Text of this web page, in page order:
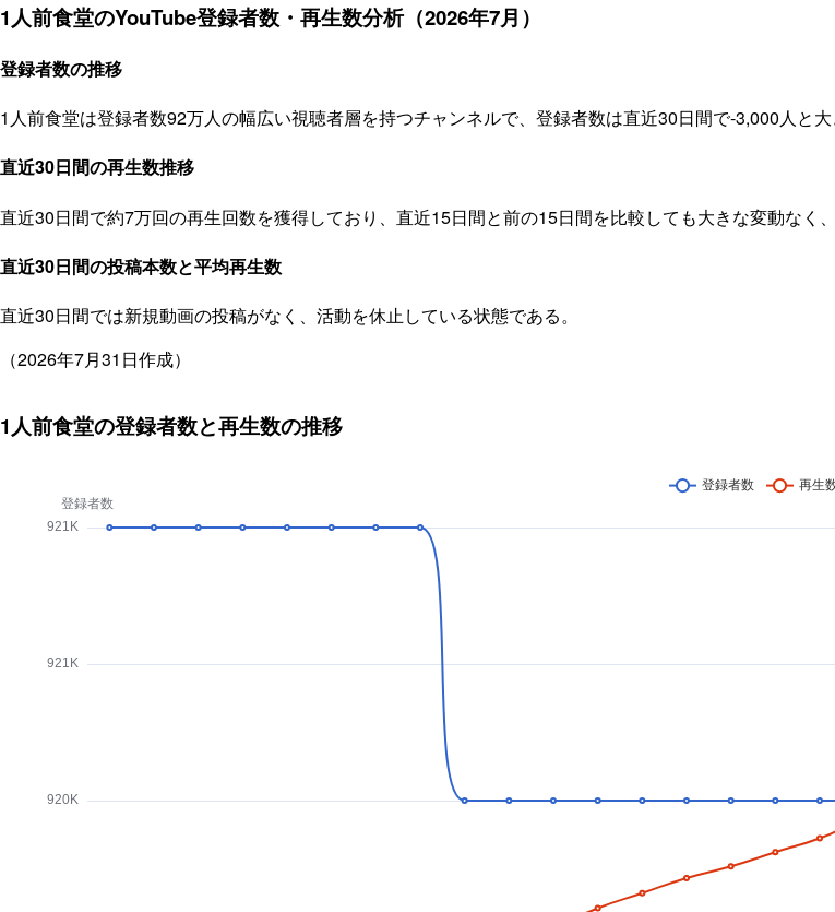
1人前食堂のYouTube登録者数・再生数分析（2026年7月）
登録者数の推移
1人前食堂は登録者数92万人の幅広い視聴者層を持つチャンネルで、登録者数は直近30日間で-3,000人と大
直近30日間の再生数推移
直近30日間で約7万回の再生回数を獲得しており、直近15日間と前の15日間を比較しても大きな変動なく
直近30日間の投稿本数と平均再生数
直近30日間では新規動画の投稿がなく、活動を休止している状態である。
（2026年7月31日作成）
1人前食堂の登録者数と再生数の推移